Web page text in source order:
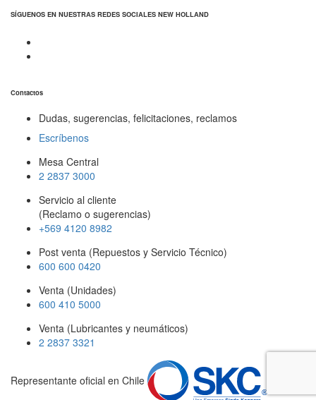
SÍGUENOS EN NUESTRAS REDES SOCIALES NEW HOLLAND
Contactos
Dudas, sugerencias, felicitaciones, reclamos
Escríbenos
Mesa Central
2 2837 3000
Servicio al cliente
(Reclamo o sugerencias)
+569 4120 8982
Post venta (Repuestos y Servicio Técnico)
600 600 0420
Venta (Unidades)
600 410 5000
Venta (Lubricantes y neumáticos)
2 2837 3321
Representante oficial en Chile